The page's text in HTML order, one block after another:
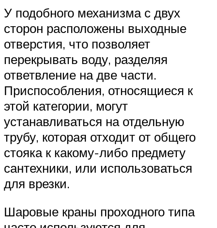
У подобного механизма с двух
сторон расположены выходные
отверстия, что позволяет
перекрывать воду, разделяя
ответвление на две части.
Приспособления, относящиеся к
этой категории, могут
устанавливаться на отдельную
трубу, которая отходит от общего
стояка к какому-либо предмету
сантехники, или использоваться
для врезки.
Шаровые краны проходного типа